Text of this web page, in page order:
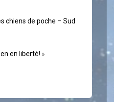
chiens de poche – Sud
en liberté! »